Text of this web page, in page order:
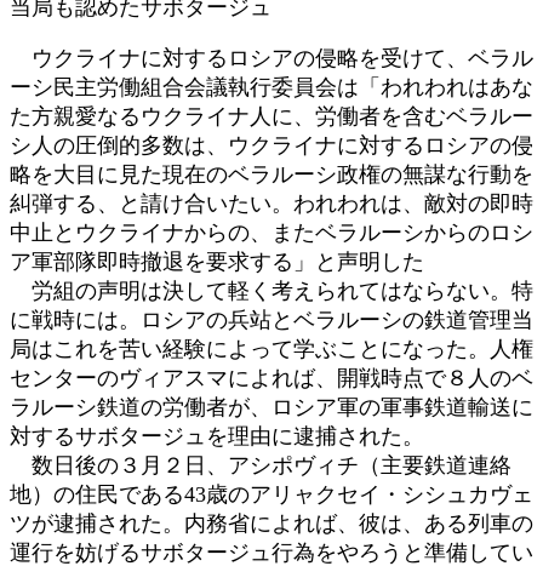
当局も認めたサボタージュ
ウクライナに対するロシアの侵略を受けて、ベラル
ーシ民主労働組合会議執行委員会は「われわれはあな
た方親愛なるウクライナ人に、労働者を含むベラルー
シ人の圧倒的多数は、ウクライナに対するロシアの侵
略を大目に見た現在のベラルーシ政権の無謀な行動を
糾弾する、と請け合いたい。われわれは、敵対の即時
中止とウクライナからの、またベラルーシからのロシ
ア軍部隊即時撤退を要求する」と声明した
労組の声明は決して軽く考えられてはならない。特
に戦時には。ロシアの兵站とベラルーシの鉄道管理当
局はこれを苦い経験によって学ぶことになった。人権
センターのヴィアスマによれば、開戦時点で８人のベ
ラルーシ鉄道の労働者が、ロシア軍の軍事鉄道輸送に
対するサボタージュを理由に逮捕された。
数日後の３月２日、アシポヴィチ（主要鉄道連絡
地）の住民である43歳のアリャクセイ・シシュカヴェ
ツが逮捕された。内務省によれば、彼は、ある列車の
運行を妨げるサボタージュ行為をやろうと準備してい